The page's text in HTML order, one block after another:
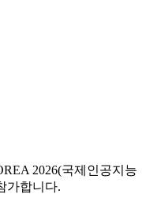
2026(국제인공지능
가합니다.